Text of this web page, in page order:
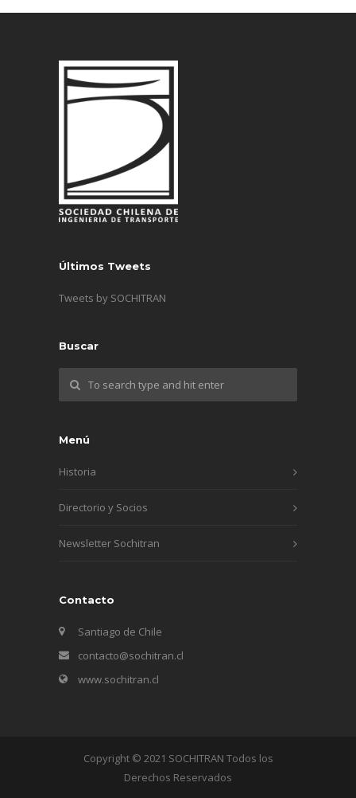
Últimos Tweets
Tweets by SOCHITRAN
Buscar
Menú
Historia
Directorio y Socios
Newsletter Sochitran
Contacto
Santiago de Chile
contacto@sochitran.cl
www.sochitran.cl
Copyright © 2021 SOCHITRAN Todos los
Derechos Reservados